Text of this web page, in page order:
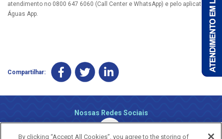
atendimento no 0800 647 6060 (Call Center e WhatsApp) e pelo aplicativo
Águas App.
Compartilhar:
Nossas Redes Sociais
By clicking “Accept All Cookies”, you agree to the storing of